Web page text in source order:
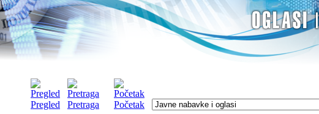
Pregled Pretraga
Početak